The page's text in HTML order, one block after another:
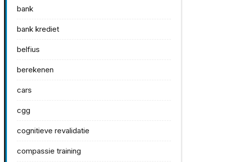
bank
bank krediet
belfius
berekenen
cars
cgg
cognitieve revalidatie
compassie training